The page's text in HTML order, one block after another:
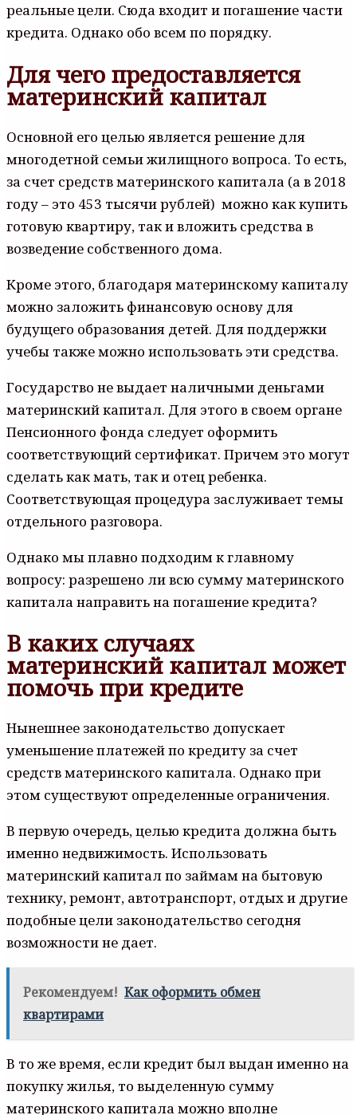
реальные цели. Сюда входит и погашение части
кредита. Однако обо всем по порядку.
Для чего предоставляется
материнский капитал
Основной его целью является решение для
многодетной семьи жилищного вопроса. То есть,
за счет средств материнского капитала (а в 2018
году – это 453 тысячи рублей) можно как купить
готовую квартиру, так и вложить средства в
возведение собственного дома.
Кроме этого, благодаря материнскому капиталу
можно заложить финансовую основу для
будущего образования детей. Для поддержки
учебы также можно использовать эти средства.
Государство не выдает наличными деньгами
материнский капитал. Для этого в своем органе
Пенсионного фонда следует оформить
соответствующий сертификат. Причем это могут
сделать как мать, так и отец ребенка.
Соответствующая процедура заслуживает темы
отдельного разговора.
Однако мы плавно подходим к главному
вопросу: разрешено ли всю сумму материнского
капитала направить на погашение кредита?
В каких случаях
материнский капитал может
помочь при кредите
Нынешнее законодательство допускает
уменьшение платежей по кредиту за счет
средств материнского капитала. Однако при
этом существуют определенные ограничения.
В первую очередь, целью кредита должна быть
именно недвижимость. Использовать
материнский капитал по займам на бытовую
технику, ремонт, автотранспорт, отдых и другие
подобные цели законодательство сегодня
возможности не дает.
Рекомендуем! Как оформить обмен
квартирами
В то же время, если кредит был выдан именно на
покупку жилья, то выделенную сумму
материнского капитала можно вполне